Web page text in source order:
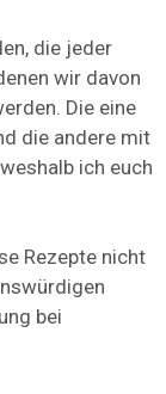
die jeder
wir davon
Die eine
die andere mit
ich euch
Rezepte nicht
bei